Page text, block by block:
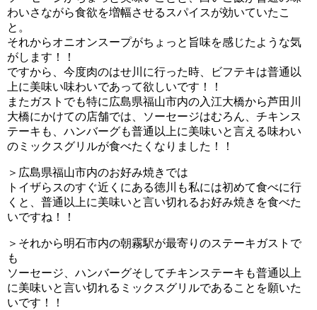
わいさながら食欲を増幅させるスパイスが効いていたこ
と。
それからオニオンスープがちょっと旨味を感じたような気
がします！！
ですから、今度肉のはせ川に行った時、ビフテキは普通以
上に美味い味わいであって欲しいです！！
またガストでも特に広島県福山市内の入江大橋から芦田川
大橋にかけての店舗では、ソーセージはむろん、チキンス
テーキも、ハンバーグも普通以上に美味いと言える味わい
のミックスグリルが食べたくなりました！！
＞広島県福山市内のお好み焼きでは
トイザらスのすぐ近くにある徳川も私には初めて食べに行
くと、普通以上に美味いと言い切れるお好み焼きを食べた
いですね！！
＞それから明石市内の朝霧駅が最寄りのステーキガストで
も
ソーセージ、ハンバーグそしてチキンステーキも普通以上
に美味いと言い切れるミックスグリルであることを願いた
いです！！